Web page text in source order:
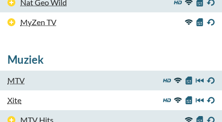
Nat Geo Wild
MyZen TV
Muziek
MTV
Xite
MTV Hits